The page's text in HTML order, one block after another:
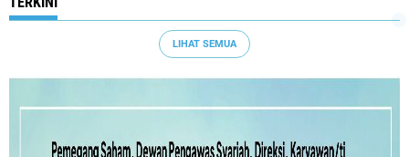
LIHAT SEMUA